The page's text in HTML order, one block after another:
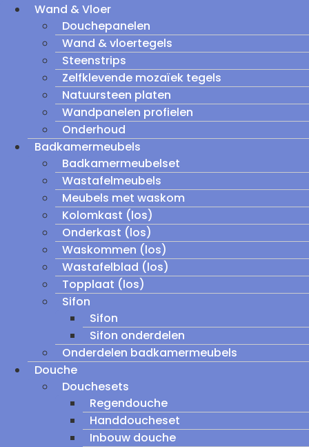
Wand & Vloer
Douchepanelen
Wand & vloertegels
Steenstrips
Zelfklevende mozaïek tegels
Natuursteen platen
Wandpanelen profielen
Onderhoud
Badkamermeubels
Badkamermeubelset
Wastafelmeubels
Meubels met waskom
Kolomkast (los)
Onderkast (los)
Waskommen (los)
Wastafelblad (los)
Topplaat (los)
Sifon
Sifon
Sifon onderdelen
Onderdelen badkamermeubels
Douche
Douchesets
Regendouche
Handdoucheset
Inbouw douche